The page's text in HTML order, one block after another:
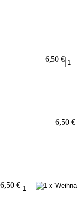
6,50 €
6,50 €
6,50 €